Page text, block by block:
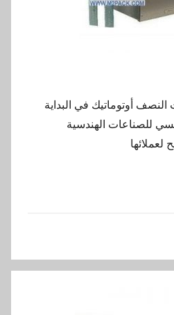
أوتوماتيك في البداية
للصناعات الهندسية